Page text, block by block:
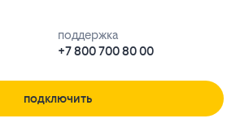
поддержка
+7 800 700 80 00
подключить